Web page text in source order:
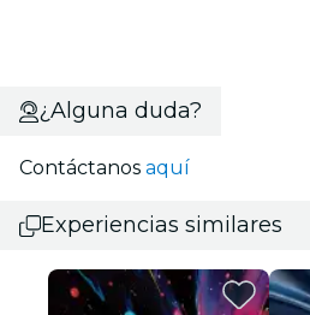
¿Alguna duda?
Contáctanos aquí
Experiencias similares